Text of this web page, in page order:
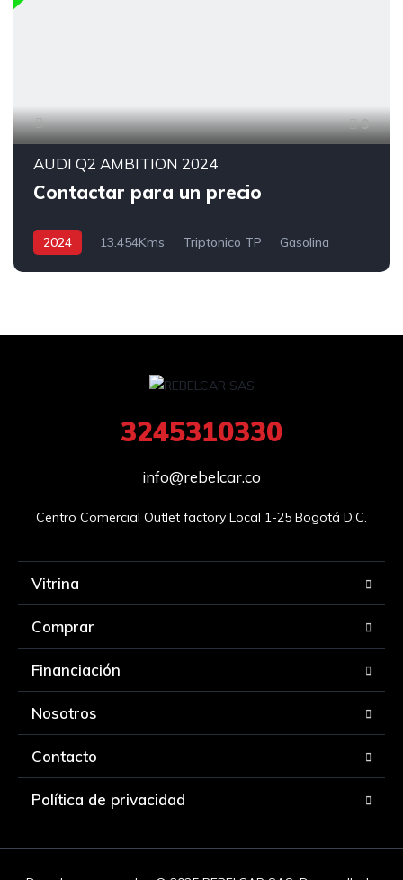
9
AUDI Q2 AMBITION 2024
Contactar para un precio
2024 13.454Kms Triptonico TP
Gasolina
3245310330
info@rebelcar.co
Centro Comercial Outlet factory Local 1-25 Bogotá D.C.
Vitrina
Comprar
Financiación
Nosotros
Contacto
Política de privacidad